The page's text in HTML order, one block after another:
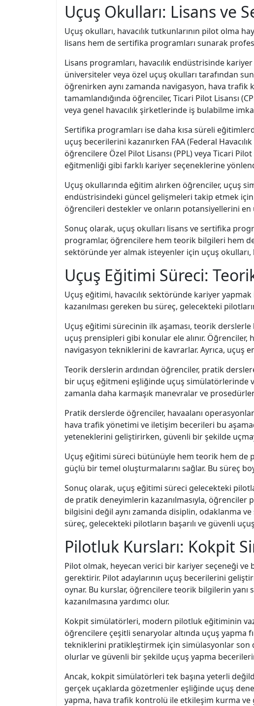
Uçuş Okulları: Lisans ve
Uçuş okulları, havacılık tutkunlarının pilot olma
lisans hem de sertifika programları sunarak
Lisans programları, havacılık endüstrisinde
üniversiteler veya özel uçuş okulları tarafından
öğrenirken aynı zamanda navigasyon, hava trafik
tamamlandığında öğrenciler, Ticari Pilot Lisansı
veya genel havacılık şirketlerinde iş bulabilme
Sertifika programları ise daha kısa süreli
uçuş becerilerini kazanırken FAA (Federal
öğrencilere Özel Pilot Lisansı (PPL) veya Ticari
eğitmenliği gibi farklı kariyer seçeneklerine
Uçuş okullarında eğitim alırken öğrenciler, uçuş
endüstrisindeki güncel gelişmeleri takip etmek
öğrencileri destekler ve onların potansiyellerini en
Sonuç olarak, uçuş okulları lisans ve sertifika
programlar, öğrencilere hem teorik bilgileri hem de
sektöründe yer almak isteyenler için uçuş okulları,
Uçuş Eğitimi Süreci:
Uçuş eğitimi, havacılık sektöründe kariyer
kazanılması gereken bu süreç, gelecekteki
Uçuş eğitimi sürecinin ilk aşaması, teorik
uçuş prensipleri gibi konular ele alınır.
navigasyon tekniklerini de kavrarlar. Ayrıca, uçuş
Teorik derslerin ardından öğrenciler, pratik
bir uçuş eğitmeni eşliğinde uçuş simülatörlerinde
zamanla daha karmaşık manevralar ve
Pratik derslerde öğrenciler, havaalanı
hava trafik yönetimi ve iletişim becerileri bu
yeteneklerini geliştirirken, güvenli bir şekilde
Uçuş eğitimi süreci bütünüyle hem teorik hem de
güçlü bir temel oluşturmalarını sağlar. Bu süreç
Sonuç olarak, uçuş eğitimi süreci gelecekteki
de pratik deneyimlerin kazanılmasıyla, öğrenciler
bilgisini değil aynı zamanda disiplin, odaklanma
süreç, gelecekteki pilotların başarılı ve güvenli
Pilotluk Kursları: Kokpit
Pilot olmak, heyecan verici bir kariyer seçeneği
gerektirir. Pilot adaylarının uçuş becerilerini
oynar. Bu kurslar, öğrencilere teorik bilgilerin
kazanılmasına yardımcı olur.
Kokpit simülatörleri, modern pilotluk eğitiminin
öğrencilere çeşitli senaryolar altında uçuş yapma
tekniklerini pratikleştirmek için simülasyonlar son
olurlar ve güvenli bir şekilde uçuş yapma
Ancak, kokpit simülatörleri tek başına yeterli
gerçek uçaklarda gözetmenler eşliğinde uçuş
yapma, hava trafik kontrolü ile etkileşim kurma ve